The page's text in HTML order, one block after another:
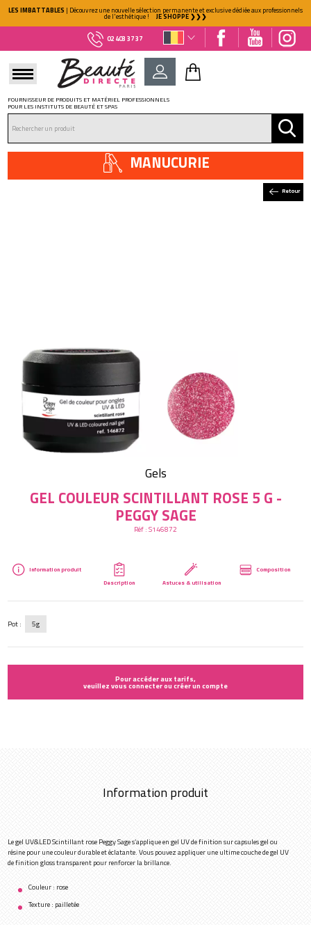
LES IMBATTABLES | Découvrez une nouvelle sélection permanente et exclusive dédiée aux professionnels
de l'esthétique ! JE SHOPPE ❯❯❯
02 403 37 37
FOURNISSEUR DE PRODUITS ET MATÉRIEL PROFESSIONNELS
POUR LES INSTITUTS DE BEAUTÉ ET SPAS
Retour
MANUCURIE
Gels
GEL COULEUR SCINTILLANT ROSE 5 G -
PEGGY SAGE
Réf :S146872
Information produit
Description
Astuces & utilisation
Composition
Pot : 5g
Pour accéder aux tarifs,
veuillez vous connecter ou créer un compte
Information produit
Le gel UV&LED Scintillant rose Peggy Sage s’applique en gel UV de finition sur capsules gel ou
résine pour une couleur durable et éclatante. Vous pouvez appliquer une ultime couche de gel UV
de finition gloss transparent pour renforcer la brillance.
Couleur : rose
Texture : pailletée